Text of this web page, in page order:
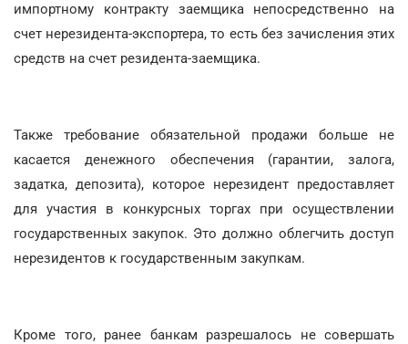
импортному контракту заемщика непосредственно на
счет нерезидента-экспортера, то есть без зачисления этих
средств на счет резидента-заемщика.
Также требование обязательной продажи больше не
касается денежного обеспечения (гарантии, залога,
задатка, депозита), которое нерезидент предоставляет
для участия в конкурсных торгах при осуществлении
государственных закупок. Это должно облегчить доступ
нерезидентов к государственным закупкам.
Кроме того, ранее банкам разрешалось не совершать